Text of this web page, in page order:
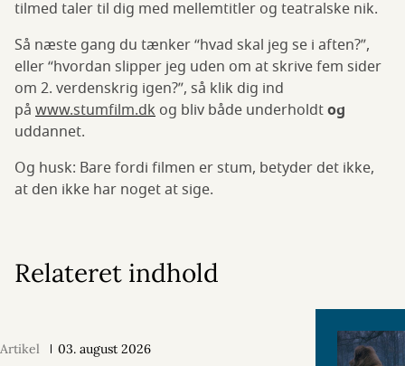
tilmed taler til dig med mellemtitler og teatralske nik.
Så næste gang du tænker “hvad skal jeg se i aften?”,
eller “hvordan slipper jeg uden om at skrive fem sider
om 2. verdenskrig igen?”, så klik dig ind
på www.stumfilm.dk og bliv både underholdtog
uddannet.
Og husk: Bare fordi filmen er stum, betyder det ikke,
at den ikke har noget at sige.
Relateret indhold
Artikel 03. august 2026